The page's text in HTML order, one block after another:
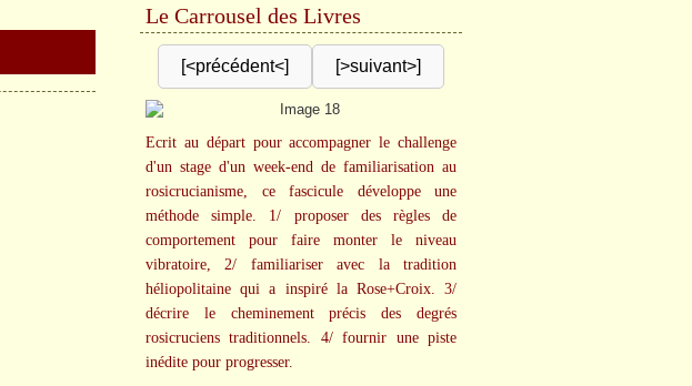
Le Carrousel des Livres
[<précédent<] [>suivant>]
Ecrit au départ pour accompagner le challenge
d'un stage d'un week-end de familiarisation au
rosicrucianisme, ce fascicule développe une
méthode simple. 1/ proposer des règles de
comportement pour faire monter le niveau
vibratoire, 2/ familiariser avec la tradition
héliopolitaine qui a inspiré la Rose+Croix. 3/
décrire le cheminement précis des degrés
rosicruciens traditionnels. 4/ fournir une piste
inédite pour progresser.